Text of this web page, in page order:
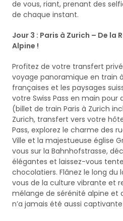
de vous, riant, prenant des
de chaque instant.
Jour 3 : Paris à Zurich – De la
Alpine !
Profitez de votre transfert
voyage panoramique en train
françaises et les paysages
votre Swiss Pass en main pour
(billet de train Paris à Zurich
Zurich, transfert vers votre
Pass, explorez le charme des
Ville et la majestueuse église
vous sur la Bahnhofstrasse,
élégantes et laissez-vous
chocolatiers. Flânez le long
vous de la culture vibrante et
mélange de sérénité alpine et
n’a jamais été aussi